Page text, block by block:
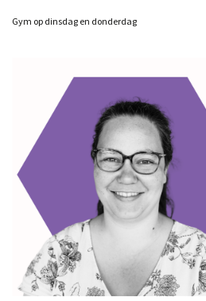
Gym op dinsdag en donderdag